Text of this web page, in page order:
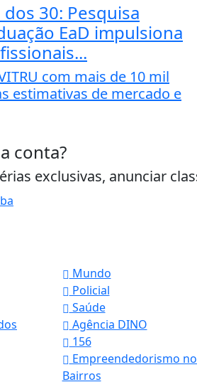
30: Pesquisa
EaD impulsiona
com mais de 10 mil
estimativas de mercado e
conta?
exclusivas, anunciar
Mundo
Policial
Saúde
Agência DINO
156
Empreendedorismo
Bairros
e Privacidade
cookies para melhorar sua